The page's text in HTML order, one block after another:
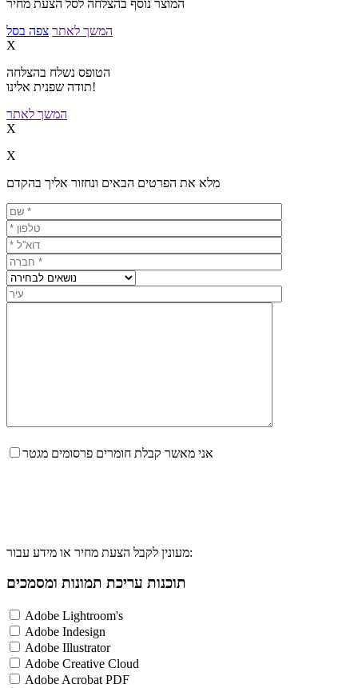
המוצר נוסף בהצלחה לסל הצעת מחיר
המשך לאתר צפה בסל
X
הטופס נשלח בהצלחה
תודה שפנית אלינו!
המשך לאתר
X
X
מלא את הפרטים הבאים ונחזור אליך בהקדם
אני מאשר קבלת חומרים פרסומים מגטר
מעונין לקבל הצעת מחיר או מידע עבור:
תוכנות עריכת תמונות ומסמכים
Adobe Lightroom's
Adobe Indesign
Adobe Illustrator
Adobe Creative Cloud
Adobe Acrobat PDF